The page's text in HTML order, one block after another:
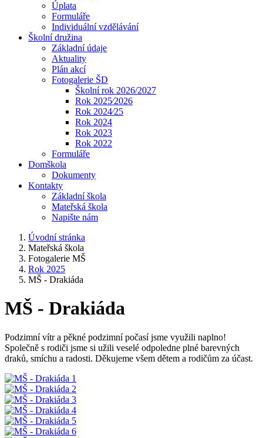
Úplata
Formuláře
Individuální vzdělávání
Školní družina
Základní údaje
Aktuality
Plán akcí
Fotogalerie ŠD
Školní rok 2026/2027
Rok 2025⁄2026
Rok 2024⁄25
Rok 2024
Rok 2023
Rok 2022
Formuláře
Domškola
Dokumenty
Kontakty
Základní škola
Mateřská škola
Napište nám
Úvodní stránka
Mateřská škola
Fotogalerie MŠ
Rok 2025
MŠ - Drakiáda
MŠ - Drakiáda
Podzimní vítr a pěkné podzimní počasí jsme využili naplno!
Společně s rodiči jsme si užili veselé odpoledne plné barevných
draků, smíchu a radosti. Děkujeme všem dětem a rodičům za účast.